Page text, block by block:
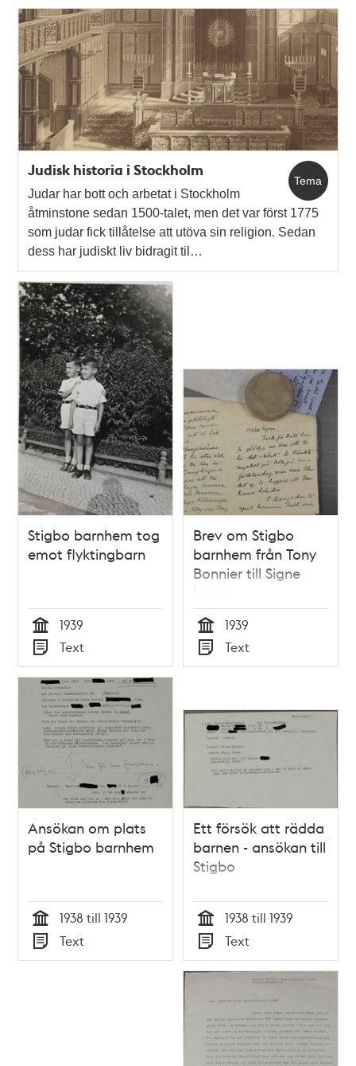
Tema
Judisk historia i Stockholm
Judar har bott och arbetat i Stockholm
åtminstone sedan 1500-talet, men det var först 1775
som judar fick tillåtelse att utöva sin religion. Sedan
dess har judiskt liv bidragit til…
Stigbo barnhem tog
emot flyktingbarn
Tid
1939
Typ
Text
Brev om Stigbo
barnhem från Tony
Bonnier till Signe
Lamm
Tid
1939
Typ
Text
Ansökan om plats
på Stigbo barnhem
Tid
1938 till 1939
Typ
Text
Ett försök att rädda
barnen - ansökan till
Stigbo
Tid
1938 till 1939
Typ
Text